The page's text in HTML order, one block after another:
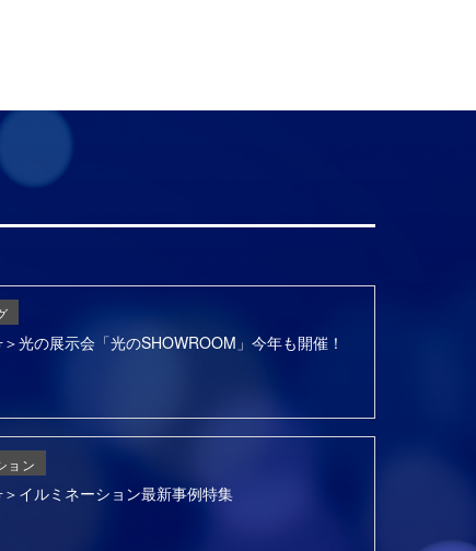
光の展示会「光のSHOWROOM」今年も開催！
ョン
＞イルミネーション最新事例特集